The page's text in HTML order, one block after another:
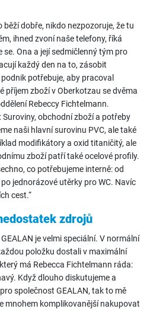
dobře, nikdo nezpozoruje, že tu
ihned zvoní naše telefony, říká
se. Ona a její sedmičlenný tým pro
každý den na to, zásobit
potřebuje, aby pracoval
příjem zboží v Oberkotzau se dvěma
Rebeccy Fichtelmann.
obchodní zboží a potřeby
naši hlavní surovinu PVC, ale také
modifikátory a oxid titaničitý, ale
zboží patří také ocelové profily.
co potřebujeme interně: od
jednorázové utěrky pro WC. Navíc
cest.“
zdrojů
je velmi speciální. V normální
položku dostali v maximální
má Rebecca Fichtelmann ráda:
Když dlouho diskutujeme a
společnost GEALAN, tak to mě
mnohem komplikovanější nakupovat